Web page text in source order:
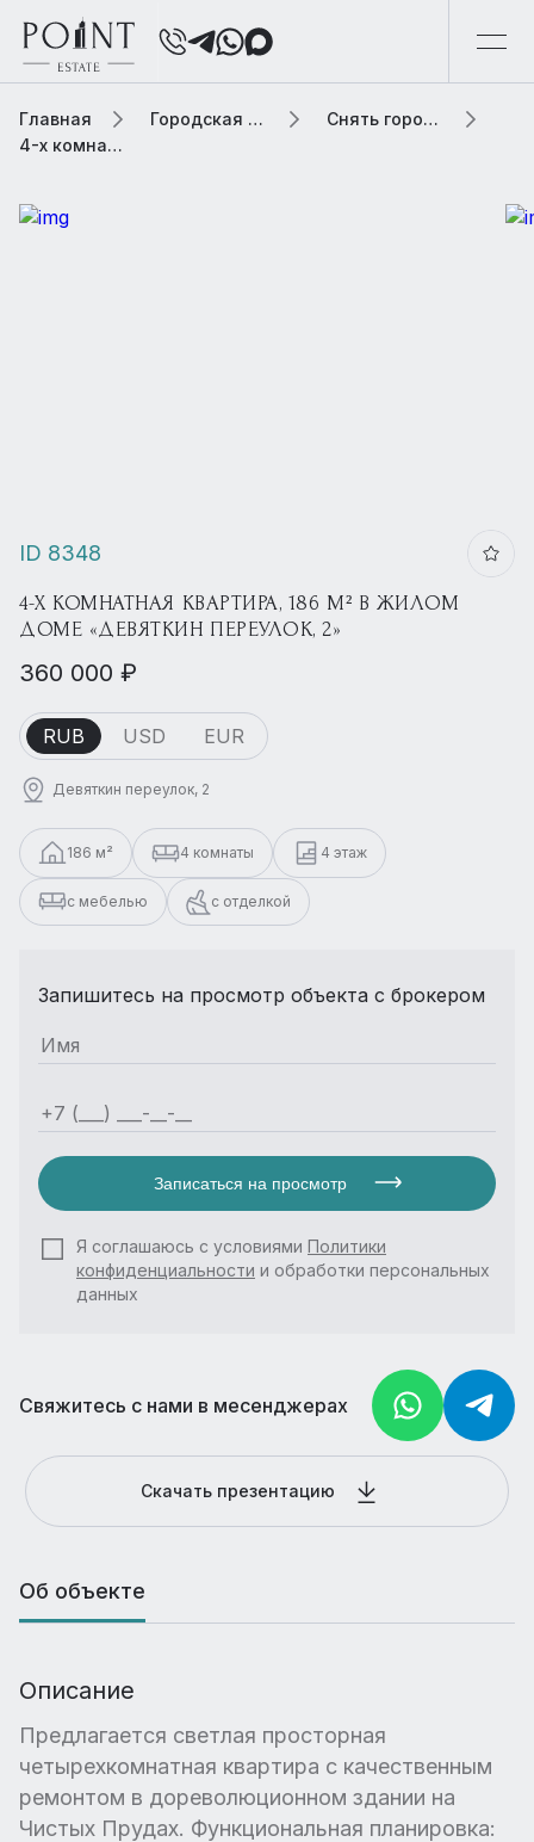
Главная Городская элитная недвижимость
Снять городскую недвижимость
4-х комнатная квартира, 186 м² В жилом доме «Девяткин переулок, 2»
ID 8348
4-Х КОМНАТНАЯ КВАРТИРА, 186 М² В ЖИЛОМ
ДОМЕ «ДЕВЯТКИН ПЕРЕУЛОК, 2»
360 000 ₽
RUB USD EUR
Девяткин переулок, 2
186 м² 4 комнаты 4 этаж
с мебелью с отделкой
Запишитесь на просмотр объекта с брокером
Записаться на просмотр
Я соглашаюсь с условиями Политики
конфиденциальности и обработки персональных
данных
Свяжитесь с нами в месенджерах
Скачать презентацию
Об объекте
Описание
Предлагается светлая просторная
четырехкомнатная квартира с качественным
ремонтом в дореволюционном здании на
Чистых Прудах. Функциональная планировка: